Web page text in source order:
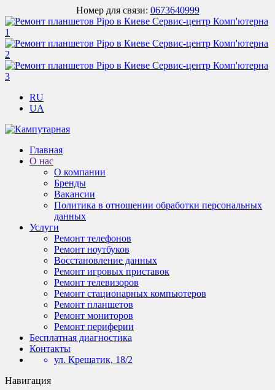
Номер для связи: 0673640999
RU
UA
Главная
О нас
О компании
Бренды
Вакансии
Политика в отношении обработки персональных
данных
Услуги
Ремонт телефонов
Ремонт ноутбуков
Восстановление данных
Ремонт игровых приставок
Ремонт телевизоров
Ремонт стационарных компьютеров
Ремонт планшетов
Ремонт мониторов
Ремонт периферии
Бесплатная диагностика
Контакты
ул. Крещатик, 18/2
Навигация